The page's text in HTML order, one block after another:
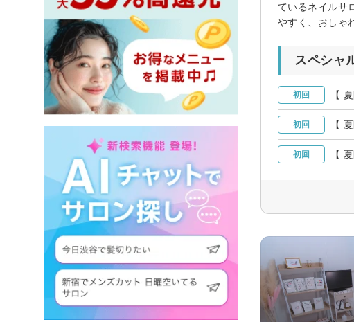
ているネイルサ
やすく、おしゃ
スペシャ
初回 【
初回 【
初回 【